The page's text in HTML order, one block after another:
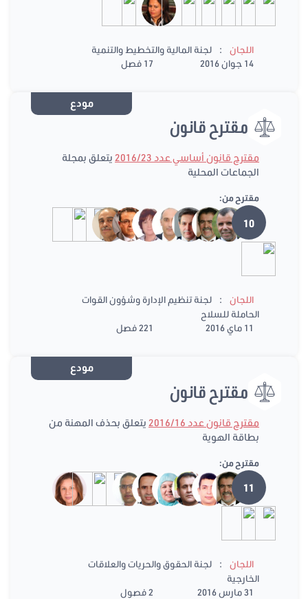
اللجان :
لجنة المالية والتخطيط والتنمية
14 جوان 2016
17 فصل
مودع
مقترح قانون
مقترح قانون أساسي عدد 2016/23
يتعلق بمجلة
الجماعات المحلية
مقترح من:
10
اللجان :
لجنة تنظيم الإدارة وشؤون القوات
الحاملة للسلاح
11 ماي 2016
221 فصل
مودع
مقترح قانون
مقترح قانون عدد 2016/16
يتعلق بحذف المهنة من
بطاقة الهوية
مقترح من:
11
اللجان :
لجنة الحقوق والحريات والعلاقات
الخارجية
31 مارس 2016
2 فصول